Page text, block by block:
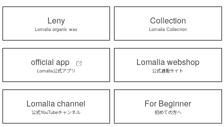
Leny
Lomalia organic wax
Collection
Lomalia Collection
official app
Lomalia公式アプリ
Lomalia webshop
公式通販サイト
Lomalia channel
公式YouTubeチャンネル
For Beginner
初めての方へ